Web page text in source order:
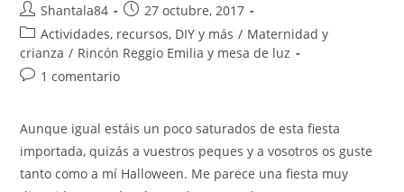
Autor
de
la
entrada:
Shantala84
Publicación
de
la
27 octubre, 2017
Categoría
de
la
Actividades, recursos, DIY y más / Maternidad y
crianza / Rincón Reggio Emilia y mesa de luz
Comentarios
entrada:
1 comentario
Aunque igual estáis un poco saturados de esta fiesta
importada, quizás a vuestros peques y a vosotros os guste
tanto como a mí Halloween. Me parece una fiesta muy